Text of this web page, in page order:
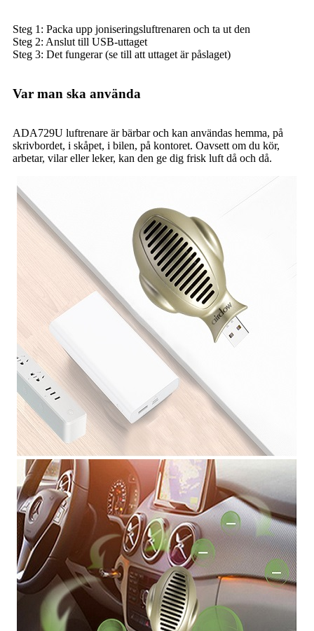
Steg 1: Packa upp joniseringsluftrenaren och ta ut den
Steg 2: Anslut till USB-uttaget
Steg 3: Det fungerar (se till att uttaget är påslaget)
Var man ska använda
ADA729U luftrenare är bärbar och kan användas hemma, på
skrivbordet, i skåpet, i bilen, på kontoret. Oavsett om du kör,
arbetar, vilar eller leker, kan den ge dig frisk luft då och då.